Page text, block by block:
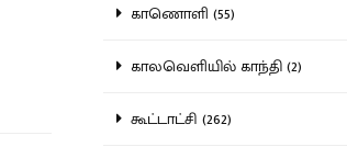
காணொளி (55)
காலவெளியில் காந்தி (2)
கூட்டாட்சி (262)